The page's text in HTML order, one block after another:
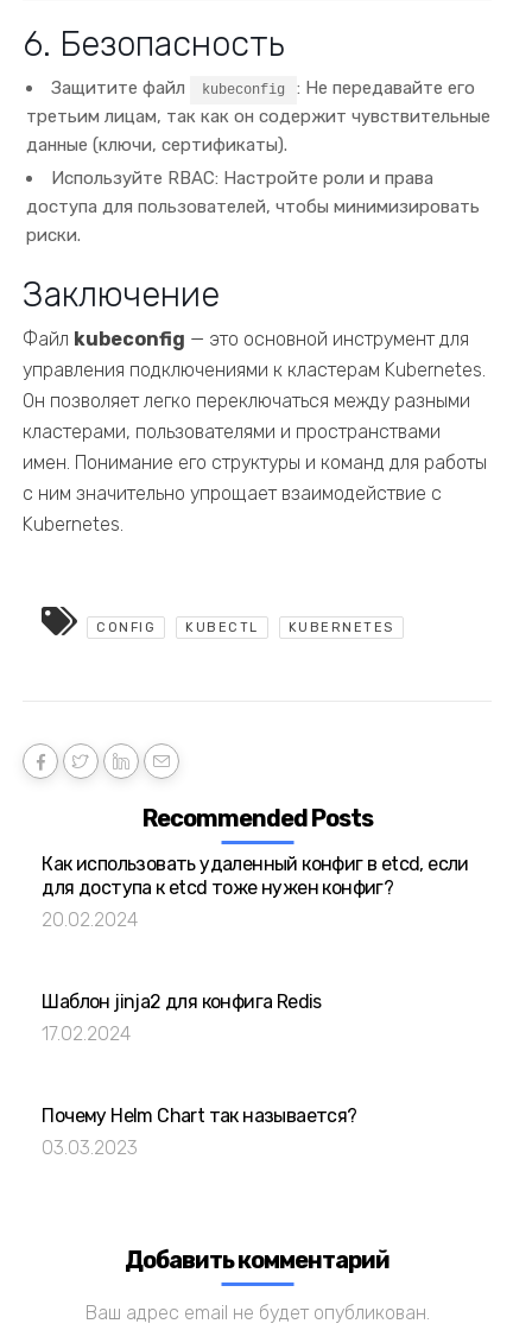
6. Безопасность
Защитите файл kubeconfig
: Не передавайте его
третьим лицам, так как он содержит чувствительные
данные (ключи, сертификаты).
Используйте RBAC: Настройте роли и права
доступа для пользователей, чтобы минимизировать
риски.
Заключение
Файл kubeconfig — это основной инструмент для
управления подключениями к кластерам Kubernetes.
Он позволяет легко переключаться между разными
кластерами, пользователями и пространствами
имен. Понимание его структуры и команд для работы
с ним значительно упрощает взаимодействие с
Kubernetes.
CONFIG KUBECTL KUBERNETES
Recommended Posts
Как использовать удаленный конфиг в etcd, если
для доступа к etcd тоже нужен конфиг?
20.02.2024
Шаблон jinja2 для конфига Redis
17.02.2024
Почему Helm Chart так называется?
03.03.2023
Добавить комментарий
Ваш адрес email не будет опубликован.